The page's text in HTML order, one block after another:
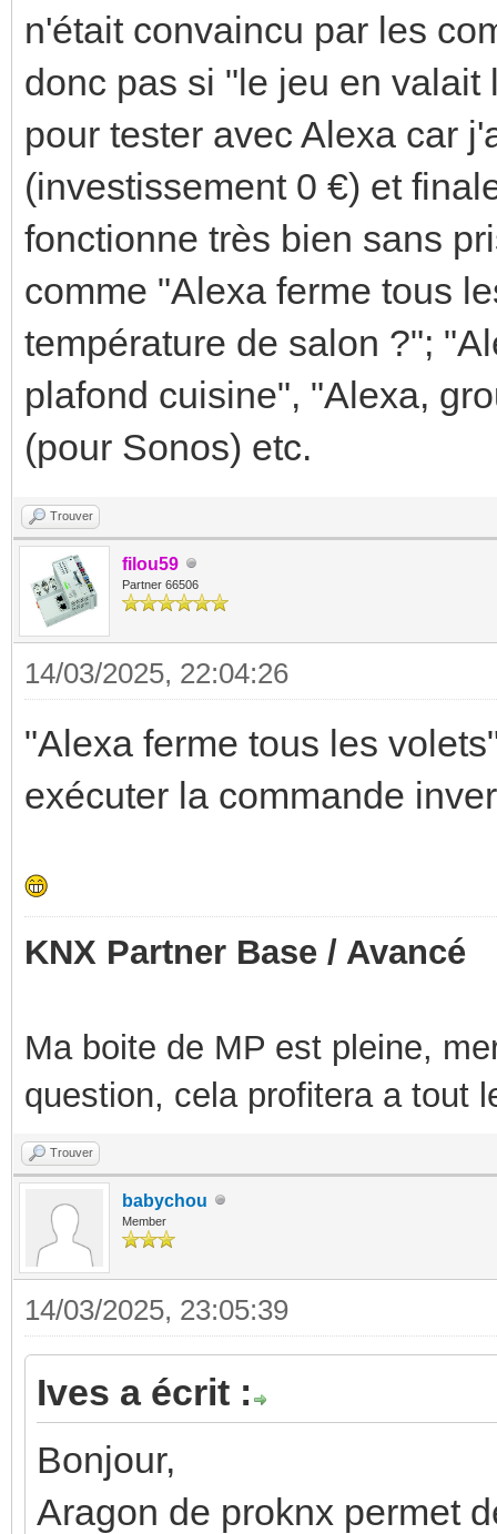
n'était convaincu par les
donc pas si "le jeu en
pour tester avec Alexa car
(investissement 0 €) et
fonctionne très bien sans
comme "Alexa ferme tous
température de salon ?";
plafond cuisine", "Alexa,
(pour Sonos) etc.
Trouver
filou59
Partner 66506
14/03/2025, 22:04:26
"Alexa ferme tous les
exécuter la commande
KNX Partner Base / Avancé
Ma boite de MP est pleine,
question, cela profitera a tout
Trouver
babychou
Member
14/03/2025, 23:05:39
Ives a écrit :
Bonjour,
Aragon de proknx permet